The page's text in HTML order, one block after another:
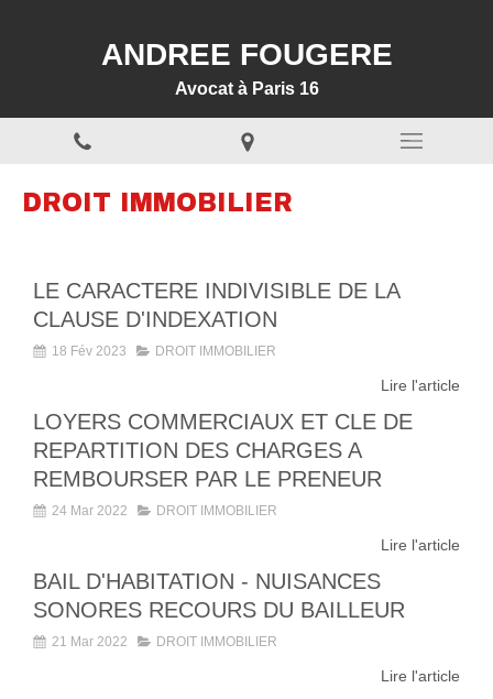
ANDREE FOUGERE
Avocat à Paris 16
DROIT IMMOBILIER
LE CARACTERE INDIVISIBLE DE LA
CLAUSE D'INDEXATION
18 Fév 2023 DROIT IMMOBILIER
Lire l'article
LOYERS COMMERCIAUX ET CLE DE
REPARTITION DES CHARGES A
REMBOURSER PAR LE PRENEUR
24 Mar 2022 DROIT IMMOBILIER
Lire l'article
BAIL D'HABITATION - NUISANCES
SONORES RECOURS DU BAILLEUR
21 Mar 2022 DROIT IMMOBILIER
Lire l'article